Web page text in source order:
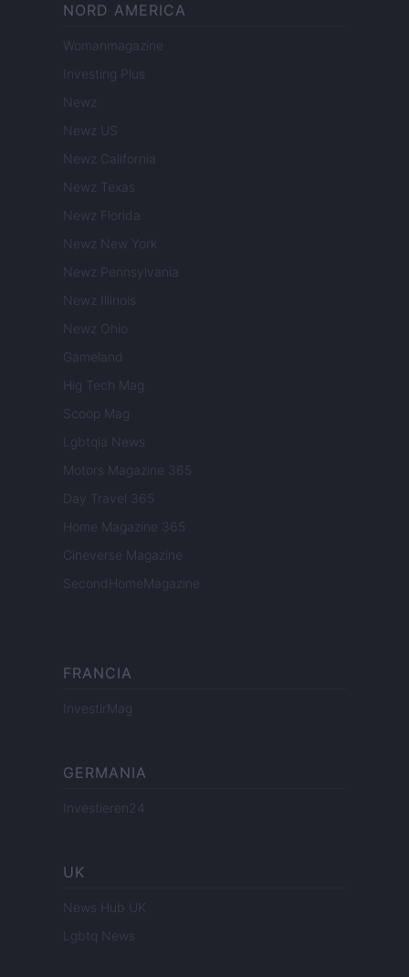
NORD AMERICA
Womanmagazine
Investing Plus
Newz
Newz US
Newz California
Newz Texas
Newz Florida
Newz New York
Newz Pennsylvania
Newz Illinois
Newz Ohio
Gameland
Hig Tech Mag
Scoop Mag
Lgbtqia News
Motors Magazine 365
Day Travel 365
Home Magazine 365
Cineverse Magazine
SecondHomeMagazine
FRANCIA
InvestirMag
GERMANIA
Investieren24
UK
News Hub UK
Lgbtq News